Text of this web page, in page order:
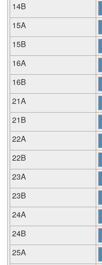
14B
15A
15B
16A
16B
21A
21B
22A
22B
23A
23B
24A
24B
25A